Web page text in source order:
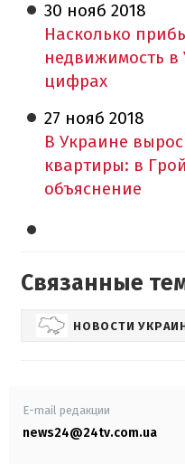
30 нояб 2018
Насколько
недвижимость в
цифрах
27 нояб 2018
В Украине
квартиры: в
объяснение
Связанные
НОВОСТИ
E-mail редакции
news24@24tv.com.ua